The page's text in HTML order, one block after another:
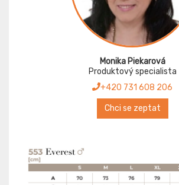
Monika Piekarová
Produktový specialista
+420 731 608 206
Chci se zeptat